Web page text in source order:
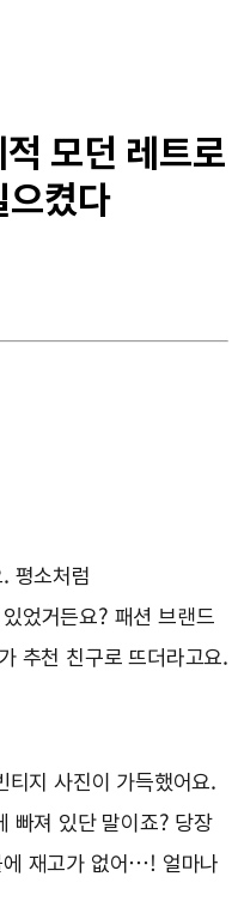
모던 레트로
켰다
평소처럼
었거든요? 패션 브랜드
가 추천 친구로 뜨더라고요.
지 사진이 가득했어요.
빠져 있단 말이죠? 당장
에 재고가 없어…! 얼마나